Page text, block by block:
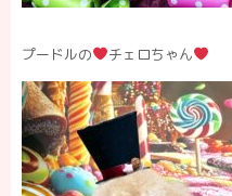
プードルの チェロちゃん